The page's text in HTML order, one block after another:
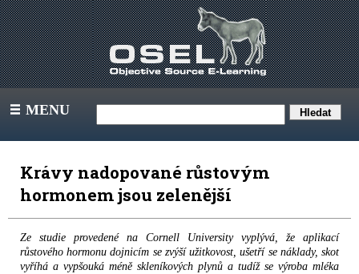
III MENU
Krávy nadopované růstovým
hormonem jsou zelenější
Ze studie provedené na Cornell University vyplývá, že aplikací
růstového hormonu dojnicím se zvýší užitkovost, ušetří se náklady, skot
vyříhá a vypšouká méně skleníkových plynů a tudíž se výroba mléka